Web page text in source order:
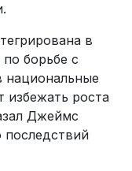
в
борьбе с
национальные
избежать роста
Джеймс
последствий